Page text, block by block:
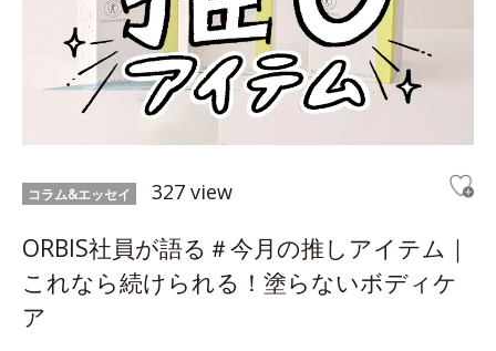
コラム&エッセイ 327 view
ORBIS社員が語る＃今月の推しアイテム｜
これなら続けられる！塗らないボディケ
ア